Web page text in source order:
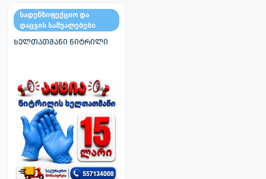
სადენზიფექციო და
დაცვის საშუალებები
ხელთათმანი ნიტრილი